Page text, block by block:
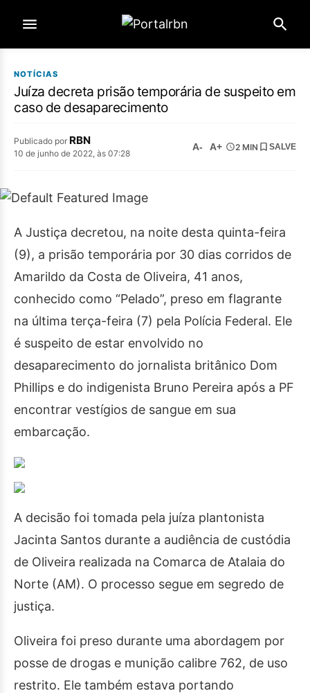
NOTÍCIAS
Juíza decreta prisão temporária de suspeito em
caso de desaparecimento
Publicado por RBN
10 de junho de 2022, às 07:28
A- A+ 2 MIN SALVE
A Justiça decretou, na noite desta quinta-feira
(9), a prisão temporária por 30 dias corridos de
Amarildo da Costa de Oliveira, 41 anos,
conhecido como “Pelado”, preso em flagrante
na última terça-feira (7) pela Polícia Federal. Ele
é suspeito de estar envolvido no
desaparecimento do jornalista britânico Dom
Phillips e do indigenista Bruno Pereira após a PF
encontrar vestígios de sangue em sua
embarcação.
A decisão foi tomada pela juíza plantonista
Jacinta Santos durante a audiência de custódia
de Oliveira realizada na Comarca de Atalaia do
Norte (AM). O processo segue em segredo de
justiça.
Oliveira foi preso durante uma abordagem por
posse de drogas e munição calibre 762, de uso
restrito. Ele também estava portando